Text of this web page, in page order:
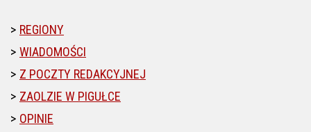
REGIONY
WIADOMOŚCI
Z POCZTY REDAKCYJNEJ
ZAOLZIE W PIGUŁCE
OPINIE